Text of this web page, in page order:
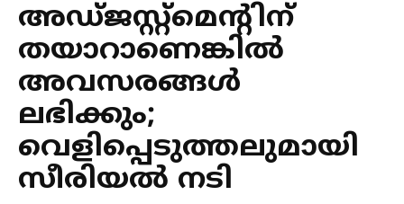
അഡ്ജസ്റ്റ്‌മെന്റിന്
തയാറാണെങ്കില്‍
അവസരങ്ങള്‍
ലഭിക്കും;
വെളിപ്പെടുത്തലുമായി
സീരിയല്‍ നടി